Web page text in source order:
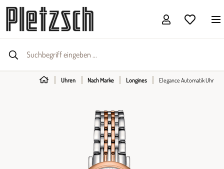
Uhren Nach Marke Longines Elegance Automatik Uhr